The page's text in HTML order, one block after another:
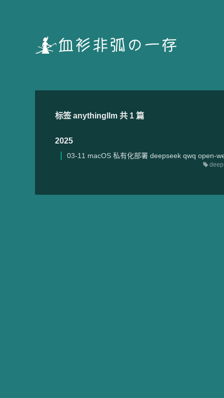
标签 anythingllm 共 1 篇
2025
03-11 macOS 私有化部署 deepseek qwq open-